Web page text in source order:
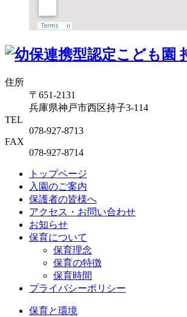
住所
〒651-2131
兵庫県神戸市西区持子3-114
TEL
078-927-8713
FAX
078-927-8714
トップページ
入園のご案内
保護者の皆様へ
アクセス・お問い合わせ
お知らせ
保育について
保育理念
保育の特徴
保育時間
プライバシーポリシー
保育と環境